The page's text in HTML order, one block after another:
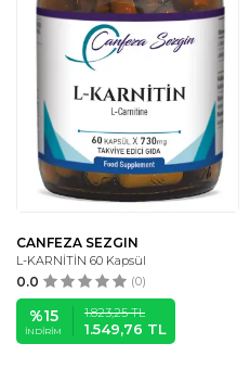
CANFEZA SEZGIN
L-KARNİTİN 60 Kapsül
0.0 (0)
%15
İNDIRIM
1.823,25TL
1.549,76 TL